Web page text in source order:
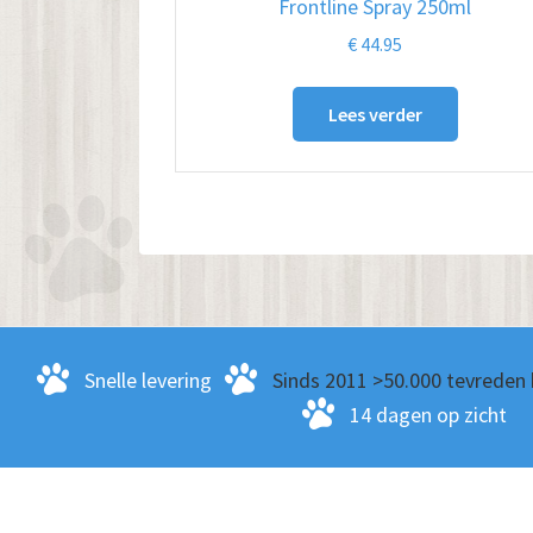
Frontline Spray 250ml
€ 44.95
Lees verder
Snelle levering Sinds 2011 >50.000
14 dagen op zicht